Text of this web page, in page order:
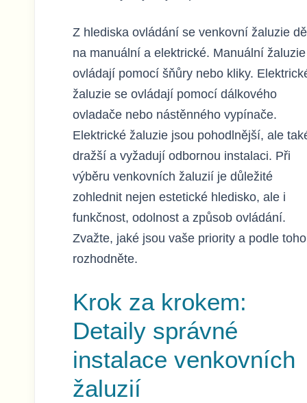
Z hlediska ovládání se venkovní žaluzie
na manuální a elektrické. Manuální
ovládají pomocí šňůry nebo kliky.
žaluzie se ovládají pomocí dálkového
ovladače nebo nástěnného vypínače.
Elektrické žaluzie jsou pohodlnější, ale
dražší a vyžadují odbornou instalaci. Při
výběru venkovních žaluzií je důležité
zohlednit nejen estetické hledisko, ale i
funkčnost, odolnost a způsob ovládání.
Zvažte, jaké jsou vaše priority a podle
rozhodněte.
Krok za krokem:
Detaily správné
instalace venkovních
žaluzií